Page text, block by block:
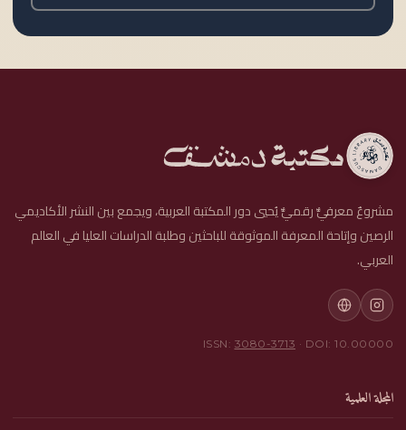
مشروعٌ معرفيٌّ رقميٌّ يُحيي دور المكتبة العربية، ويجمع بين النشر الأكاديمي
الرصين وإتاحة المعرفة الموثوقة للباحثين وطلبة الدراسات العليا في العالم
العربي.
ISSN: 3080-3713 · DOI: 10.00000
المجلة العلمية